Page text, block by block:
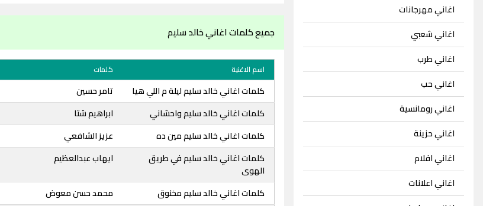
اغاني مهرجانات
اغاني شعبي
اغاني طرب
اغاني حب
اغاني رومانسية
اغاني حزينة
اغاني افلام
اغاني اعلانات
جميع كلمات اغاني خالد سليم
اسم الاغنية كلمات
كلمات اغاني خالد سليم ليلة م اللي هيا تامر حسين
كلمات اغاني خالد سليم واحشاني
ابراهيم شتا
كلمات اغاني خالد سليم مين ده
عزيز الشافعي
كلمات اغاني خالد سليم في طريق
الهوى
ايهاب عبدالعظيم
كلمات اغاني خالد سليم مخنوق محمد حسن معوض